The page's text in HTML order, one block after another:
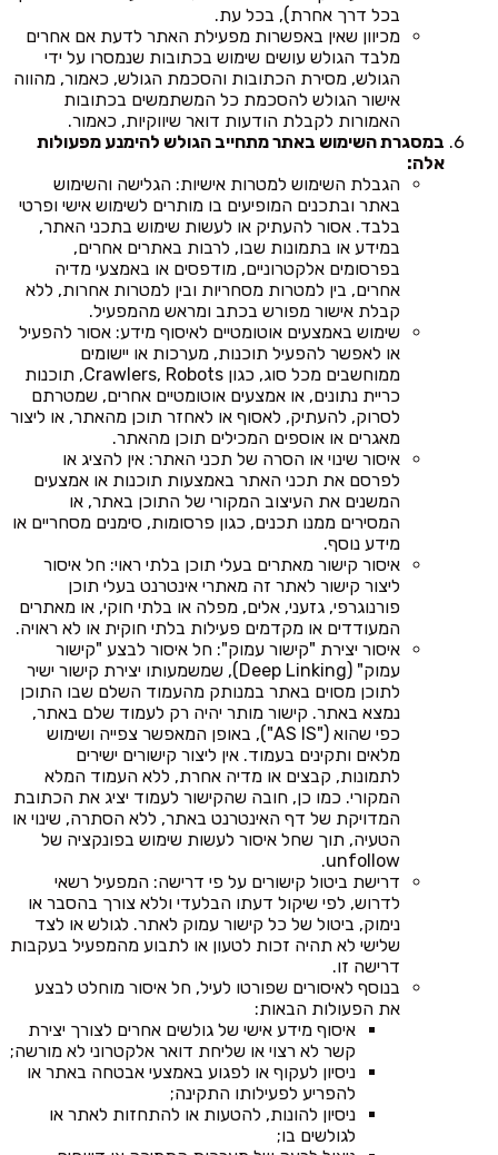
בכל דרך אחרת), בכל עת.
מכיוון שאין באפשרות מפעילת האתר לדעת אם אחרים
מלבד הגולש עושים שימוש בכתובות שנמסרו על ידי
הגולש, מסירת הכתובות והסכמת הגולש, כאמור, מהווה
אישור הגולש להסכמת כל המשתמשים בכתובות
האמורות לקבלת הודעות דואר שיווקיות, כאמור.
במסגרת השימוש באתר מתחייב הגולש להימנע מפעולות
אלה:
הגבלת השימוש למטרות אישיות: הגלישה והשימוש
באתר ובתכנים המופיעים בו מותרים לשימוש אישי ופרטי
בלבד. אסור להעתיק או לעשות שימוש בתכני האתר,
במידע או בתמונות שבו, לרבות באתרים אחרים,
בפרסומים אלקטרוניים, מודפסים או באמצעי מדיה
אחרים, בין למטרות מסחריות ובין למטרות אחרות, ללא
קבלת אישור מפורש בכתב ומראש מהמפעיל.
שימוש באמצעים אוטומטיים לאיסוף מידע: אסור להפעיל
או לאפשר להפעיל תוכנות, מערכות או יישומים
ממוחשבים מכל סוג, כגון Crawlers, Robots, תוכנות
כריית נתונים, או אמצעים אוטומטיים אחרים, שמטרתם
לסרוק, להעתיק, לאסוף או לאחזר תוכן מהאתר, או ליצור
מאגרים או אוספים המכילים תוכן מהאתר.
איסור שינוי או הסרה של תכני האתר: אין להציג או
לפרסם את תכני האתר באמצעות תוכנות או אמצעים
המשנים את העיצוב המקורי של התוכן באתר, או
המסירים ממנו תכנים, כגון פרסומות, סימנים מסחריים או
מידע נוסף.
איסור קישור מאתרים בעלי תוכן בלתי ראוי: חל איסור
ליצור קישור לאתר זה מאתרי אינטרנט בעלי תוכן
פורנוגרפי, גזעני, אלים, מפלה או בלתי חוקי, או מאתרים
המעודדים או מקדמים פעילות בלתי חוקית או לא ראויה.
איסור יצירת "קישור עמוק": חל איסור לבצע "קישור
עמוק" (Deep Linking), שמשמעותו יצירת קישור ישיר
לתוכן מסוים באתר במנותק מהעמוד השלם שבו התוכן
נמצא באתר. קישור מותר יהיה רק לעמוד שלם באתר,
כפי שהוא ("AS IS"), באופן המאפשר צפייה ושימוש
מלאים ותקינים בעמוד. אין ליצור קישורים ישירים
לתמונות, קבצים או מדיה אחרת, ללא העמוד המלא
המקורי. כמו כן, חובה שהקישור לעמוד יציג את הכתובת
המדויקת של דף האינטרנט באתר, ללא הסתרה, שינוי או
הטעיה, תוך שחל איסור לעשות שימוש בפונקציה של
unfollow.
דרישת ביטול קישורים על פי דרישה: המפעיל רשאי
לדרוש, לפי שיקול דעתו הבלעדי וללא צורך בהסבר או
נימוק, ביטול של כל קישור עמוק לאתר. לגולש או לצד
שלישי לא תהיה זכות לטעון או לתבוע מהמפעיל בעקבות
דרישה זו.
בנוסף לאיסורים שפורטו לעיל, חל איסור מוחלט לבצע
את הפעולות הבאות:
איסוף מידע אישי של גולשים אחרים לצורך יצירת
קשר לא רצוי או שליחת דואר אלקטרוני לא מורשה;
ניסיון לעקוף או לפגוע באמצעי אבטחה באתר או
להפריע לפעילותו התקינה;
ניסיון להונות, להטעות או להתחזות לאתר או
לגולשים בו;